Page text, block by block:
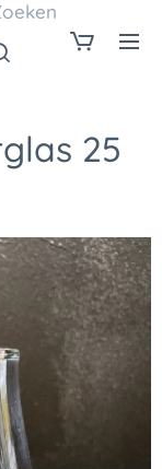
25